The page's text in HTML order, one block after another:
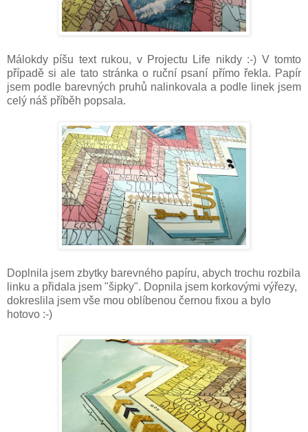
Málokdy píšu text rukou, v Projectu Life nikdy :-) V tomto
případě si ale tato stránka o ruční psaní přímo řekla. Papír
jsem podle barevných pruhů nalinkovala a podle linek jsem
celý náš příběh popsala.
Doplnila jsem zbytky barevného papíru, abych trochu rozbila
linku a přidala jsem "šipky". Dopnila jsem korkovými výřezy,
dokreslila jsem vše mou oblíbenou černou fixou a bylo
hotovo :-)